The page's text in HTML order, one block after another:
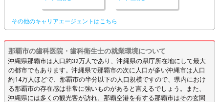
その他のキャリアエージェントはこちら
那覇市の歯科医院・歯科衛生士の就業環境について
沖縄県那覇市は人口約32万人であり、沖縄県の県庁所在地にして最大
の都市でもあります。沖縄県で那覇市の次に人口が多い沖縄市は人口
約14万人ほどで、那覇市の半分以下の人口規模ですので、県内におけ
る那覇市の存在感は非常に強いものがあると言えるでしょう。また、
沖縄県には多くの観光客が訪れ、那覇空港を有する那覇市はその玄関